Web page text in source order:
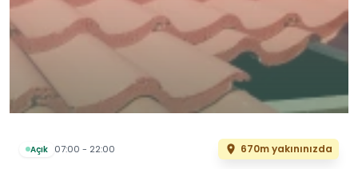
Açık 07:00 - 22:00 670m yakınınızda